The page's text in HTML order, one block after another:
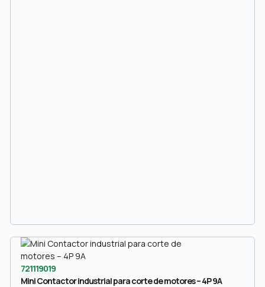
721119019
Mini Contactor industrial para corte de motores – 4P 9A